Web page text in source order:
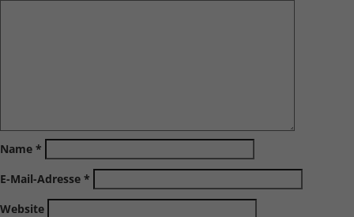
Name *
E-Mail-Adresse *
Website